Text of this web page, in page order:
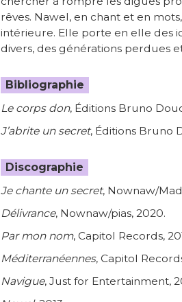
rêves. Nawel, en chant et en
intérieure. Elle porte en elle des
divers, des générations perdues
Bibliographie
Le corps don, Éditions Bruno
J’abrite un secret, Éditions Bruno
Discographie
Je chante un secret, Nownaw/
Délivrance, Nownaw/pias, 2020.
Par mon nom, Capitol Records,
Méditerranéennes, Capitol
Navigue, Just for Entertainment,